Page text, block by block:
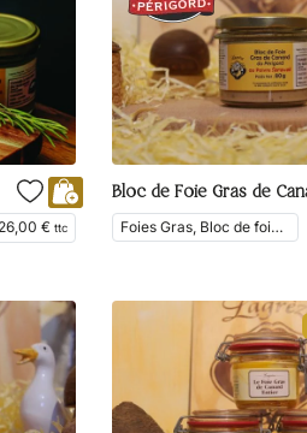
26,00 € ttc Foies Gras, Bloc de foie gras, En Vedette